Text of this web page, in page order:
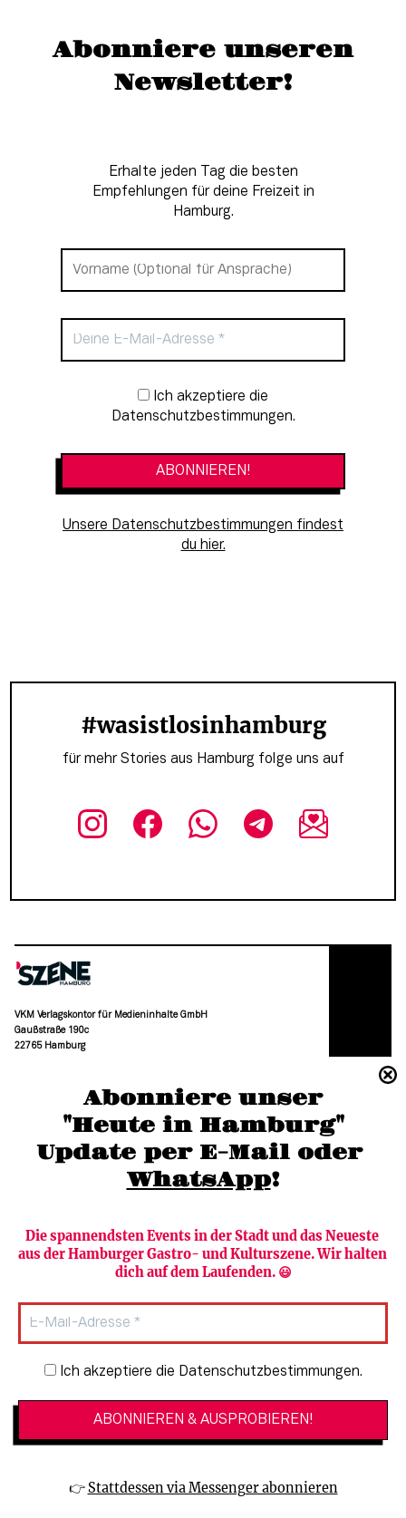
Abonniere unser
"Heute in Hamburg"
Update per E-Mail oder
WhatsApp!
Die spannendsten Events in der Stadt und das Neueste
aus der Hamburger Gastro- und Kulturszene. Wir halten
dich auf dem Laufenden. 😃
Newsletter-Anmeldung
Ich akzeptiere die Datenschutzbestimmungen.
👉 Stattdessen via Messenger abonnieren
Abonniere unseren
Newsletter!
Erhalte jeden Tag die besten
Empfehlungen für deine Freizeit in
Hamburg.
Newsletter-Anmeldung
Datenschutzbestimmungen.
Unsere Datenschutzbestimmungen findest
du hier.
#wasistlosinhamburg
für mehr Stories aus Hamburg folge uns auf
VKM Verlagskontor für Medieninhalte GmbH
Gaußstraße 190c
22765 Hamburg
moc.grubmah-enezs@ofni
Newsletter abonnieren
HAMBURG PUR
🔗 Kinoprogramm
Datenschutzbestimmungen